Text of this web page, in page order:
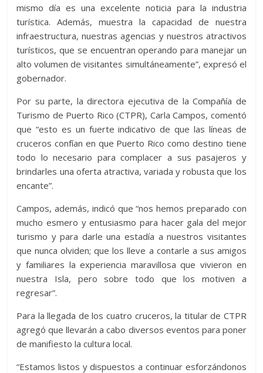
mismo día es una excelente noticia para la industria
turística. Además, muestra la capacidad de nuestra
infraestructura, nuestras agencias y nuestros atractivos
turísticos, que se encuentran operando para manejar un
alto volumen de visitantes simultáneamente”, expresó el
gobernador.
Por su parte, la directora ejecutiva de la Compañía de
Turismo de Puerto Rico (CTPR), Carla Campos, comentó
que “esto es un fuerte indicativo de que las líneas de
cruceros confían en que Puerto Rico como destino tiene
todo lo necesario para complacer a sus pasajeros y
brindarles una oferta atractiva, variada y robusta que los
encante”.
Campos, además, indicó que “nos hemos preparado con
mucho esmero y entusiasmo para hacer gala del mejor
turismo y para darle una estadía a nuestros visitantes
que nunca olviden; que los lleve a contarle a sus amigos
y familiares la experiencia maravillosa que vivieron en
nuestra Isla, pero sobre todo que los motiven a
regresar”.
Para la llegada de los cuatro cruceros, la titular de CTPR
agregó que llevarán a cabo diversos eventos para poner
de manifiesto la cultura local.
“Estamos listos y dispuestos a continuar esforzándonos